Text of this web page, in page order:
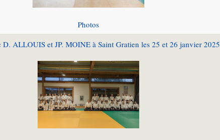
Photos
D. ALLOUIS et JP. MOINE à Saint Gratien les 25 et 26 janvier 2025